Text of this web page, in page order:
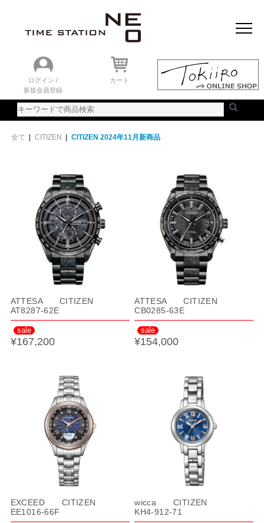
ログイン /
新規会員登録
カート
全て | CITIZEN | CITIZEN 2024年11月新商品
ATTESA CITIZEN
AT8287-62E
sale
¥167,200
ATTESA CITIZEN
CB0285-63E
sale
¥154,000
EXCEED CITIZEN
EE1016-66F
wicca CITIZEN
KH4-912-71
おすすめアイテム
ニュース＆トピック
時計を探す
ランキング
ご利用ガイド